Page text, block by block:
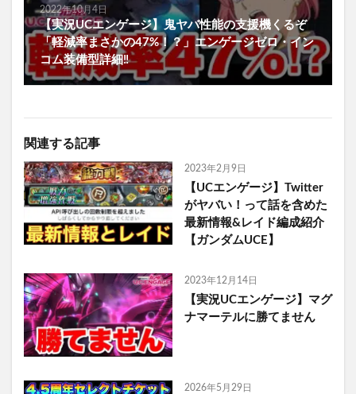
2022年10月4日
【実況UCエンゲージ】鬼ヤバ性能の支援機くるぞ
「軽減率まさかの47%！？」エンゲージゼロ・イン
コム装備型詳細‼︎
関連する記事
2023年2月9日
【UCエンゲージ】Twitter
がヤバい！って話を含めた
最新情報&レイド編成紹介
【ガンダムUCE】
2023年12月14日
【実況UCエンゲージ】マグ
ナマーテルに勝てません
2026年5月29日